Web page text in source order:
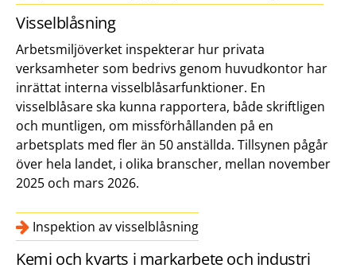
Visselblåsning
Arbetsmiljöverket inspekterar hur privata
verksamheter som bedrivs genom huvudkontor har
inrättat interna visselblåsarfunktioner. En
visselblåsare ska kunna rapportera, både skriftligen
och muntligen, om missförhållanden på en
arbetsplats med fler än 50 anställda. Tillsynen pågår
över hela landet, i olika branscher, mellan november
2025 och mars 2026.
Inspektion av visselblåsning
Kemi och kvarts i markarbete och industri